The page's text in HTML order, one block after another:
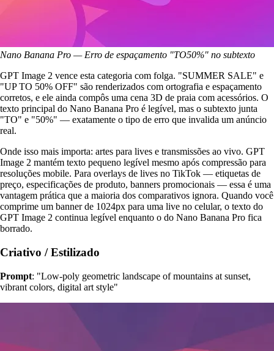
Nano Banana Pro — Erro de espaçamento "TO50%" no subtexto
GPT Image 2 vence esta categoria com folga. "SUMMER SALE" e
"UP TO 50% OFF" são renderizados com ortografia e espaçamento
corretos, e ele ainda compôs uma cena 3D de praia com acessórios. O
texto principal do Nano Banana Pro é legível, mas o subtexto junta
"TO" e "50%" — exatamente o tipo de erro que invalida um anúncio
real.
Onde isso mais importa: artes para lives e transmissões ao vivo. GPT
Image 2 mantém texto pequeno legível mesmo após compressão para
resoluções mobile. Para overlays de lives no TikTok — etiquetas de
preço, especificações de produto, banners promocionais — essa é uma
vantagem prática que a maioria dos comparativos ignora. Quando você
comprime um banner de 1024px para uma live no celular, o texto do
GPT Image 2 continua legível enquanto o do Nano Banana Pro fica
borrado.
Criativo / Estilizado
Prompt: "Low-poly geometric landscape of mountains at sunset,
vibrant colors, digital art style"